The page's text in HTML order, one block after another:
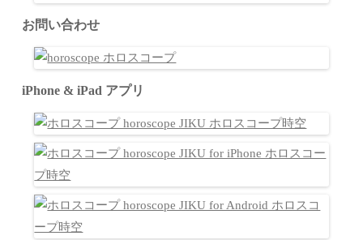
お問い合わせ
iPhone & iPad アプリ